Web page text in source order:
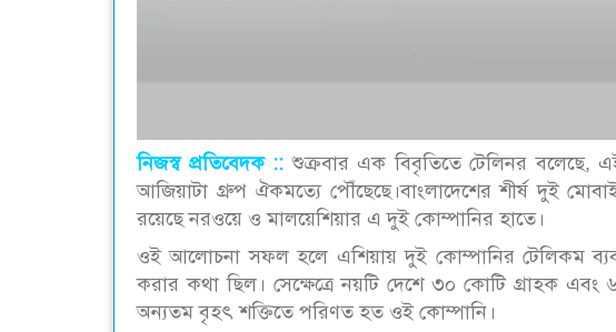
নিজস্ব প্রতিবেদক :: শুক্রবার এক বিবৃতিতে টেলিনর বলেছে,
আজিয়াটা গ্রুপ ঐকমত্যে পৌঁছেছে।বাংলাদেশের শীর্ষ দুই
রয়েছে নরওয়ে ও মালয়েশিয়ার এ দুই কোম্পানির হাতে।
ওই আলোচনা সফল হলে এশিয়ায় দুই কোম্পানির টেলিকম
করার কথা ছিল। সেক্ষেত্রে নয়টি দেশে ৩০ কোটি গ্রাহক
অন্যতম বৃহৎ শক্তিতে পরিণত হত ওই কোম্পানি।